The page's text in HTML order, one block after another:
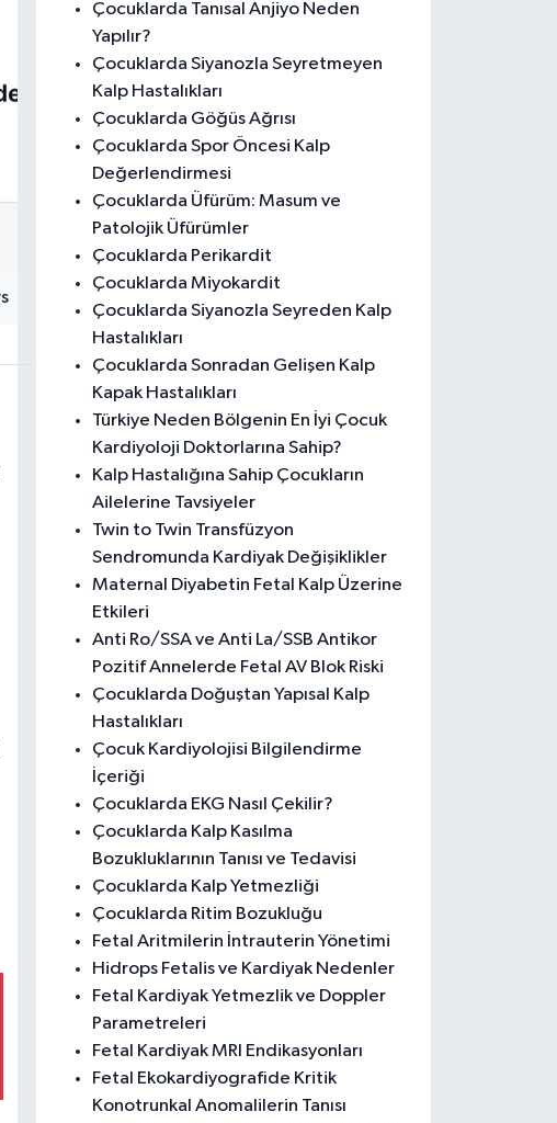
Çocuklarda Tanısal Anjiyo Neden
Yapılır?
Çocuklarda Siyanozla Seyretmeyen
Kalp Hastalıkları
Çocuklarda Göğüs Ağrısı
Çocuklarda Spor Öncesi Kalp
Değerlendirmesi
Çocuklarda Üfürüm: Masum ve
Patolojik Üfürümler
Çocuklarda Perikardit
Çocuklarda Miyokardit
Çocuklarda Siyanozla Seyreden Kalp
Hastalıkları
Çocuklarda Sonradan Gelişen Kalp
Kapak Hastalıkları
Türkiye Neden Bölgenin En İyi Çocuk
Kardiyoloji Doktorlarına Sahip?
Kalp Hastalığına Sahip Çocukların
Ailelerine Tavsiyeler
Twin to Twin Transfüzyon
Sendromunda Kardiyak Değişiklikler
Maternal Diyabetin Fetal Kalp Üzerine
Etkileri
Anti Ro/SSA ve Anti La/SSB Antikor
Pozitif Annelerde Fetal AV Blok Riski
Çocuklarda Doğuştan Yapısal Kalp
Hastalıkları
Çocuk Kardiyolojisi Bilgilendirme
İçeriği
Çocuklarda EKG Nasıl Çekilir?
Çocuklarda Kalp Kasılma
Bozukluklarının Tanısı ve Tedavisi
Çocuklarda Kalp Yetmezliği
Çocuklarda Ritim Bozukluğu
Fetal Aritmilerin İntrauterin Yönetimi
Hidrops Fetalis ve Kardiyak Nedenler
Fetal Kardiyak Yetmezlik ve Doppler
Parametreleri
Fetal Kardiyak MRI Endikasyonları
Fetal Ekokardiyografide Kritik
Konotrunkal Anomalilerin Tanısı